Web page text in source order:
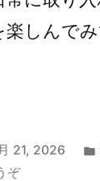
楽しんで
21, 2026
ぞ(漬